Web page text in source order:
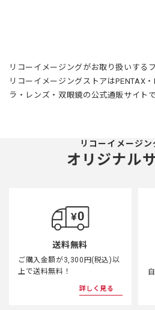
リコーイメージングがお取り扱いする
リコーイメージングストアはPENTAX
ラ・レンズ・双眼鏡の公式通販サイトで
リコーイメージ
オリジナル
送料無料
ご購入金額が3,300円(税込)以
上で送料無料！
詳しく見る